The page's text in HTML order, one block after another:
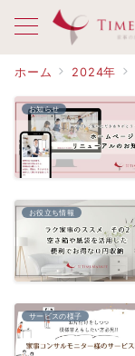
ホーム 2024年
お知らせ
お役立ち情報
サービスの様子